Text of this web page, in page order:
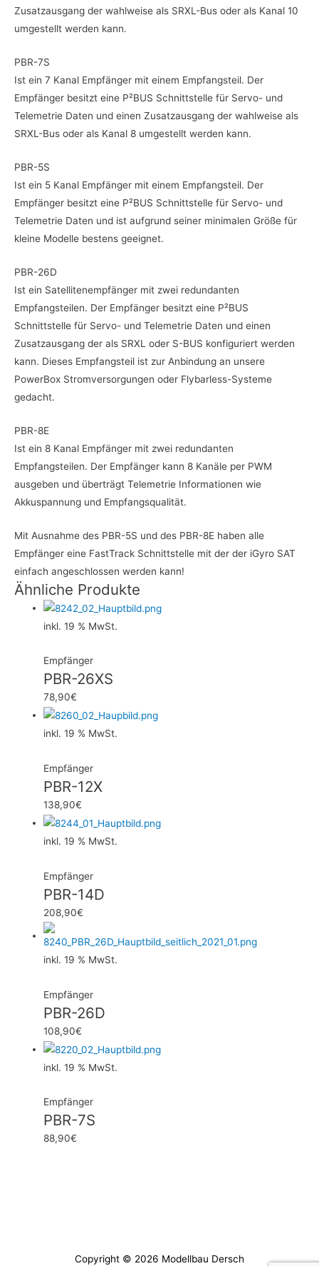
Zusatzausgang der wahlweise als SRXL-Bus oder als Kanal 10
umgestellt werden kann.
PBR-7S
Ist ein 7 Kanal Empfänger mit einem Empfangsteil. Der
Empfänger besitzt eine P²BUS Schnittstelle für Servo- und
Telemetrie Daten und einen Zusatzausgang der wahlweise als
SRXL-Bus oder als Kanal 8 umgestellt werden kann.
PBR-5S
Ist ein 5 Kanal Empfänger mit einem Empfangsteil. Der
Empfänger besitzt eine P²BUS Schnittstelle für Servo- und
Telemetrie Daten und ist aufgrund seiner minimalen Größe für
kleine Modelle bestens geeignet.
PBR-26D
Ist ein Satellitenempfänger mit zwei redundanten
Empfangsteilen. Der Empfänger besitzt eine P²BUS
Schnittstelle für Servo- und Telemetrie Daten und einen
Zusatzausgang der als SRXL oder S-BUS konfiguriert werden
kann. Dieses Empfangsteil ist zur Anbindung an unsere
PowerBox Stromversorgungen oder Flybarless-Systeme
gedacht.
PBR-8E
Ist ein 8 Kanal Empfänger mit zwei redundanten
Empfangsteilen. Der Empfänger kann 8 Kanäle per PWM
ausgeben und überträgt Telemetrie Informationen wie
Akkuspannung und Empfangsqualität.
Mit Ausnahme des PBR-5S und des PBR-8E haben alle
Empfänger eine FastTrack Schnittstelle mit der der iGyro SAT
einfach angeschlossen werden kann!
Ähnliche Produkte
inkl. 19 % MwSt.
Empfänger
PBR-26XS
78,90€
inkl. 19 % MwSt.
Empfänger
PBR-12X
138,90€
inkl. 19 % MwSt.
Empfänger
PBR-14D
208,90€
inkl. 19 % MwSt.
Empfänger
PBR-26D
108,90€
inkl. 19 % MwSt.
Empfänger
PBR-7S
88,90€
Copyright © 2026 Modellbau Dersch